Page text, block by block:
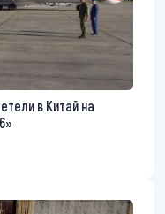
в Китай на